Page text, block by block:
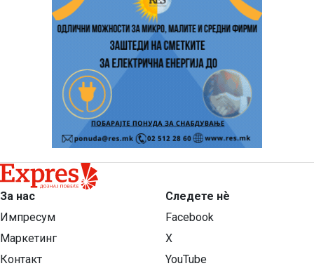
За нас
Импресум
Маркетинг
Контакт
Следете нѐ
Facebook
X
YouTube